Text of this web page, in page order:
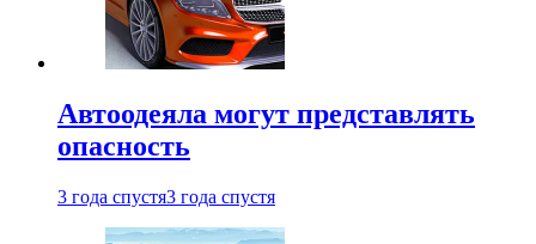
Автоодеяла могут представлять
опасность
3 года спустя3 года спустя